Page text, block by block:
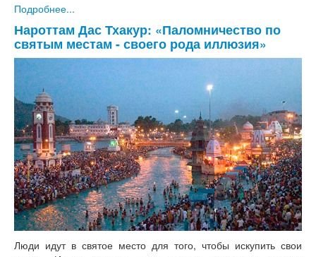
Подробнее...
Нароттам Дас Тхакур: «Паломничество по
святым местам - своего рода иллюзия»
Люди идут в святое место для того, чтобы искупить свои